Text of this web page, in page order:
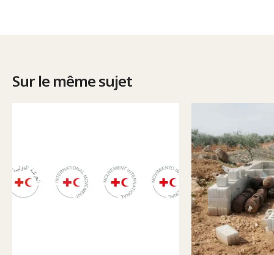
Sur le même sujet